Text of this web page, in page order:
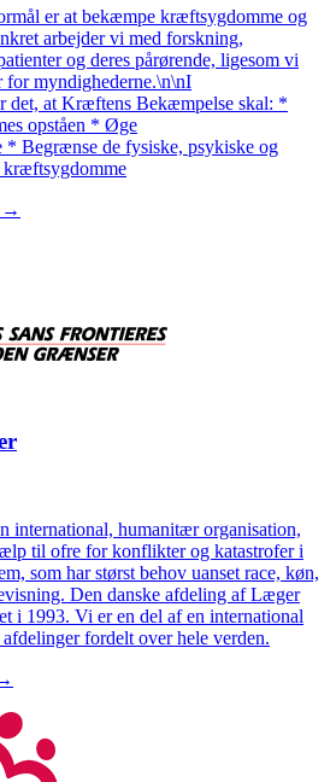
er at bekæmpe kræftsygdomme og
arbejder vi med forskning,
og deres pårørende, ligesom vi
for myndighederne.\n\nI
det, at Kræftens Bekæmpelse skal: *
opståen * Øge
* Begrænse de fysiske, psykiske og
→
international, humanitær organisation,
til ofre for konflikter og katastrofer i
som har størst behov uanset race, køn,
Den danske afdeling af Læger
i 1993. Vi er en del af en international
fordelt over hele verden.